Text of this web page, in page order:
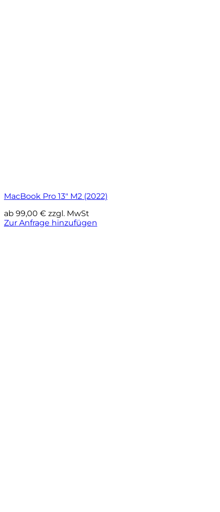
MacBook Pro 13″ M2 (2022)
ab 99,00 € zzgl. MwSt
Zur Anfrage hinzufügen